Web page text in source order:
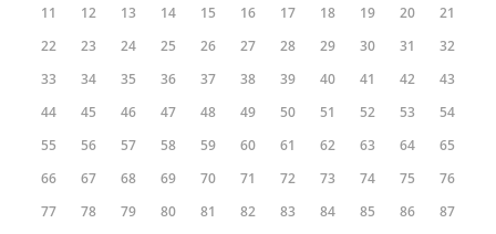
11 12 13 14 15 16 17 18 19 20
21
22
23 24 25 26 27 28 29 30 31
32
33
34 35 36 37 38 39 40 41 42
43
44
45 46 47 48 49 50 51 52 53
54
55
56 57 58 59 60 61 62 63 64
65
66
67 68 69 70 71 72 73 74 75
76
77
78 79 80 81 82 83 84 85 86
87